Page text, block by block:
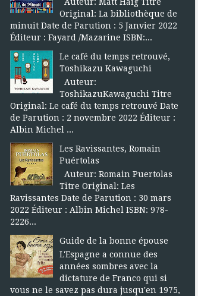
Original: La bibliothèque de
minuit Date de Parution : 5 Janvier 2022
Éditeur : Fayard /Mazarine ISBN:...
Le café du temps retrouvé,
Toshikazu Kawaguchi
Auteur:
ToshikazuKawaguchi Titre
Original: Le café du temps retrouvé Date
de Parution : 2 novembre 2022 Éditeur :
Albin Michel ...
Les Ravissantes, Romain
Puértolas
Auteur: Romain Puertolas
Titre Original: Les
Ravissantes Date de Parution : 30 mars
2022 Éditeur : Albin Michel ISBN: 978-
2226...
Guide de la bonne épouse
L'Espagne a connue des
années sombres avec la
dictature de Franco qui si
vous ne le savez pas dura jusqu'en 1975,